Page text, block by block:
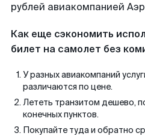
рублей авиакомпанией
Как еще сэкономить
билет на самолет без
У разных авиакомпаний
различаются по цене.
Лететь транзитом дешево,
конечных пунктов.
Покупайте туда и обратно